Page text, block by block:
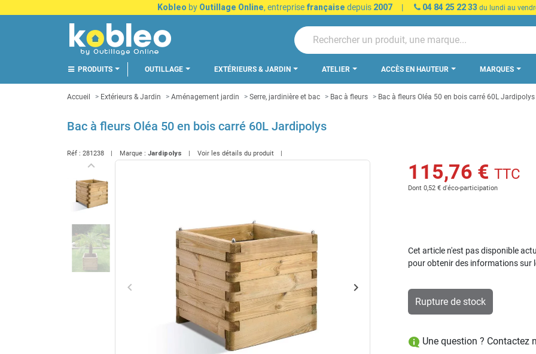
Kobleo by Outillage Online, entreprise française depuis 2007 | 04 84 25 22 33 du lundi au
PRODUITS OUTILLAGE EXTÉRIEURS & JARDIN ATELIER ACCÈS EN HAUTEUR MARQUES
Accueil Extérieurs & Jardin Aménagement jardin Serre, jardinière et bac Bac à fleurs Bac à fleurs Oléa 50 en bois carré 60L Jardipolys
Bac à fleurs Oléa 50 en bois carré 60L Jardipolys
Réf : 281238 Marque : Jardipolys Voir les détails du produit
Précédentkeyboard_arrow_left
Précédent
keyboard_arrow_left Suivant
keyboard_arrow_right
115,76 € TTC
Dont 0,52 € d'éco-participation
Cet article n'est pas disponible
pour obtenir des informations sur
Rupture de stock
Une question ? Contactez